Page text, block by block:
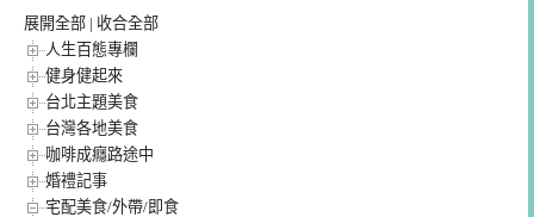
展開全部 | 收合全部
人生百態專欄
健身健起來
台北主題美食
台灣各地美食
咖啡成癮路途中
婚禮記事
宅配美食/外帶/即食